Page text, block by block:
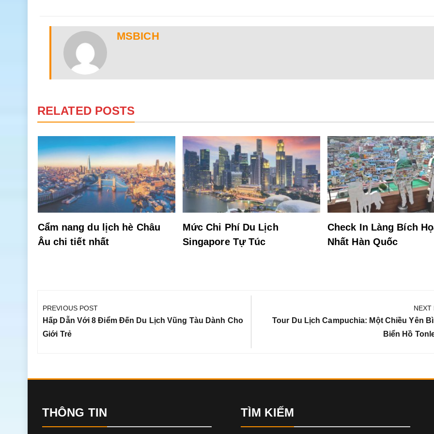
MSBICH
RELATED POSTS
Cẩm nang du lịch hè Châu
Âu chi tiết nhất
Mức Chi Phí Du Lịch
Singapore Tự Túc
Check In Làng Bích
Nhất Hàn Quốc
hướng
bài
viết
PREVIOUS POST
Previous
Post:
Hấp Dẫn Với 8 Điểm Đến Du Lịch Vũng Tàu Dành Cho
Giới Trẻ
NEXT
Next
Tour Du Lịch Campuchia: Một Chiều Yên
Biển Hồ
THÔNG TIN TÌM KIẾM